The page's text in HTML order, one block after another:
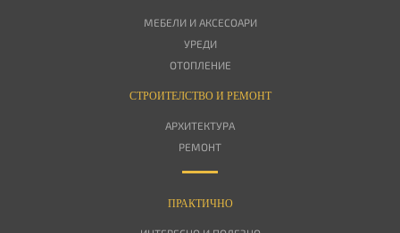
МЕБЕЛИ И АКСЕСОАРИ
УРЕДИ
ОТОПЛЕНИЕ
СТРОИТЕЛСТВО И РЕМОНТ
АРХИТЕКТУРА
РЕМОНТ
ПРАКТИЧНО